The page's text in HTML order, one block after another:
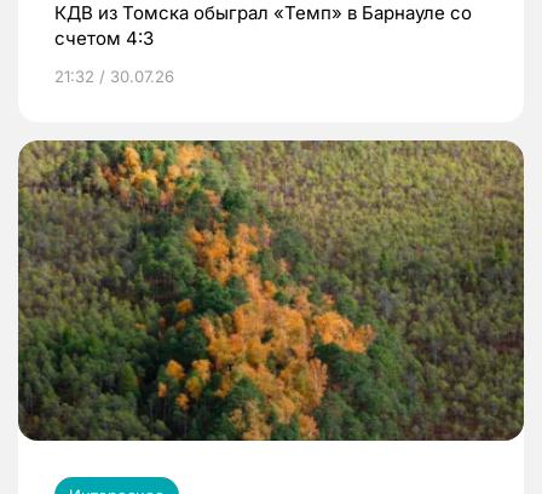
КДВ из Томска обыграл «Темп» в Барнауле со
счетом 4:3
21:32 / 30.07.26